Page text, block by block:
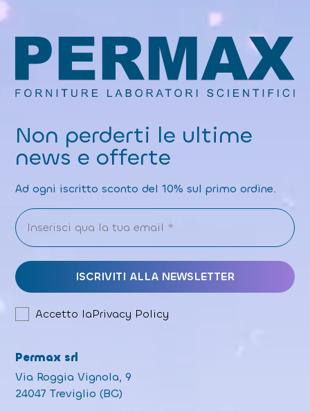
Non perderti le ultime
news e offerte
Ad ogni iscritto sconto del 10% sul primo ordine.
Accetto laPrivacy Policy
Permax srl
Via Roggia Vignola, 9
24047 Treviglio (BG)